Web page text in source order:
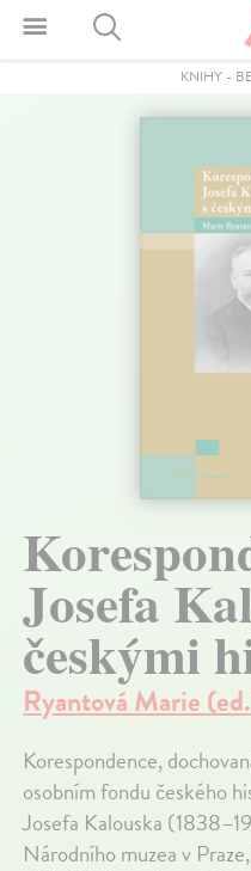
KNIHY -
Josefa
českými
Ryantová Marie
Korespondence,
osobním fondu českého
Josefa Kalouska
Národního muzea v